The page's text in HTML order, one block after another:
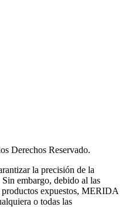
Derechos Reservado.
la precisión de la
embargo, debido al las
expuestos, MERIDA
o todas las